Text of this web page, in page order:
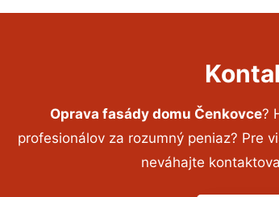
Oprava fasády domu Čenkovce?
profesionálov za rozumný peniaz? Pre
neváhajte